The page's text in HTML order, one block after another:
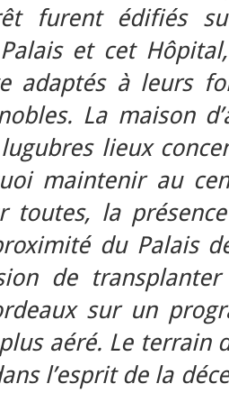
furent édifiés
et cet
adaptés à leurs
La maison
lugubres lieux
maintenir au
toutes, la
du Palais
de
sur un
aéré. Le terrain
l’esprit de la